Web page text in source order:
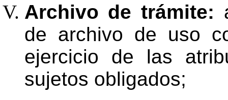
Archivo de trámite:
de archivo de uso
ejercicio
de las
sujetos obligados;